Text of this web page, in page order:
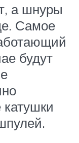
а шнуры
Самое
будут